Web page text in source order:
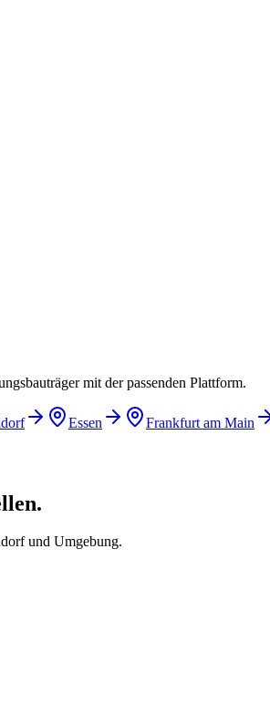
mit der passenden Plattform.
Essen
Frankfurt am Main
und Umgebung.